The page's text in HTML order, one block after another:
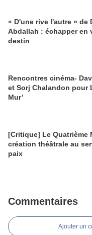
« D'une rive l'autre » de
Abdallah : échapper en vain à son
destin
Rencontres cinéma- David Oelhoffen
et Sorj Chalandon pour Le Quatrième
Mur’
[Critique] Le Quatrième Mur: la
création théâtrale au
paix
Commentaires
Ajouter un